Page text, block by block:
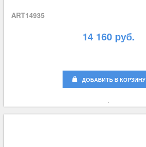
ART14935
14 160 руб.
ДОБАВИТЬ В КОРЗИНУ